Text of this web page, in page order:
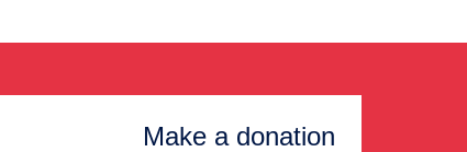
Make a donation